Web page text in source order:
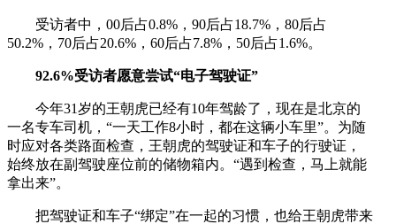
受访者中，00后占0.8%，90后占18.7%，80后占
50.2%，70后占20.6%，60后占7.8%，50后占1.6%。
92.6%受访者愿意尝试“电子驾驶证”
今年31岁的王朝虎已经有10年驾龄了，现在是北京的
一名专车司机，“一天工作8小时，都在这辆小车里”。为随
时应对各类路面检查，王朝虎的驾驶证和车子的行驶证，
始终放在副驾驶座位前的储物箱内。“遇到检查，马上就能
拿出来”。
把驾驶证和车子“绑定”在一起的习惯，也给王朝虎带来